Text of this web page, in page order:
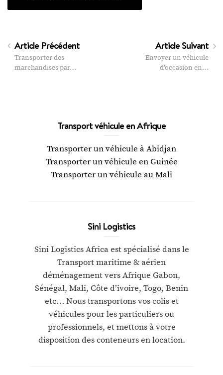
Article Précédent
Transporter des
marchandises par…
Article Suivant
Envoyer un véhicule
d’occasion en…
Transport véhicule en Afrique
Transporter un véhicule à Abidjan
Transporter un véhicule en Guinée
Transporter un véhicule au Mali
Sini Logistics
Sini Logistics Africa est spécialisé dans le
Transport maritime & aérien
déménagement vers Afrique Gabon,
Sénégal, Mali, Côte d’ivoire, Togo, Benin
etc… Nous transportons vos colis et
véhicules pour les particuliers ou
professionnels, et mettons à votre
disposition des conteneurs en location.